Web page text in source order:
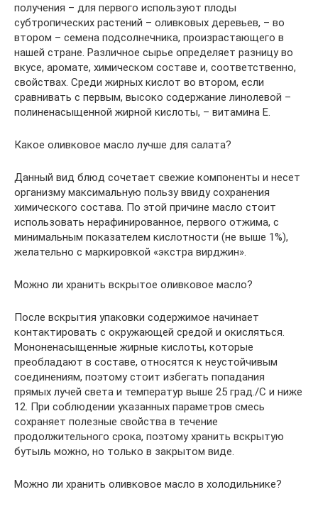
получения – для первого используют плоды
субтропических растений – оливковых деревьев, – во
втором – семена подсолнечника, произрастающего в
нашей стране. Различное сырье определяет разницу во
вкусе, аромате, химическом составе и, соответственно,
свойствах. Среди жирных кислот во втором, если
сравнивать с первым, высоко содержание линолевой –
полиненасыщенной жирной кислоты, – витамина Е.
Какое оливковое масло лучше для салата?
Данный вид блюд сочетает свежие компоненты и несет
организму максимальную пользу ввиду сохранения
химического состава. По этой причине масло стоит
использовать нерафинированное, первого отжима, с
минимальным показателем кислотности (не выше 1%),
желательно с маркировкой «экстра вирджин».
Можно ли хранить вскрытое оливковое масло?
После вскрытия упаковки содержимое начинает
контактировать с окружающей средой и окисляться.
Мононенасыщенные жирные кислоты, которые
преобладают в составе, относятся к неустойчивым
соединениям, поэтому стоит избегать попадания
прямых лучей света и температур выше 25 град./С и ниже
12. При соблюдении указанных параметров смесь
сохраняет полезные свойства в течение
продолжительного срока, поэтому хранить вскрытую
бутыль можно, но только в закрытом виде.
Можно ли хранить оливковое масло в холодильнике?